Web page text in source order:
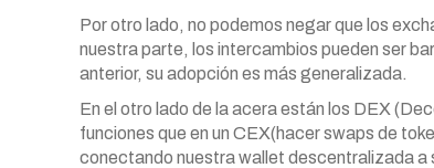
Por otro lado, no podemos negar que los
nuestra parte, los intercambios pueden ser
anterior, su adopción es más generalizada.
En el otro lado de la acera están los DEX
funciones que en un CEX(hacer swaps de
conectando nuestra wallet descentralizada a